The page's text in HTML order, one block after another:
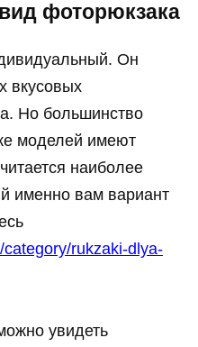
фоторюкзака
Он
вкусовых
Но большинство
моделей имеют
наиболее
именно вам вариант
rukzaki-dlya-
увидеть